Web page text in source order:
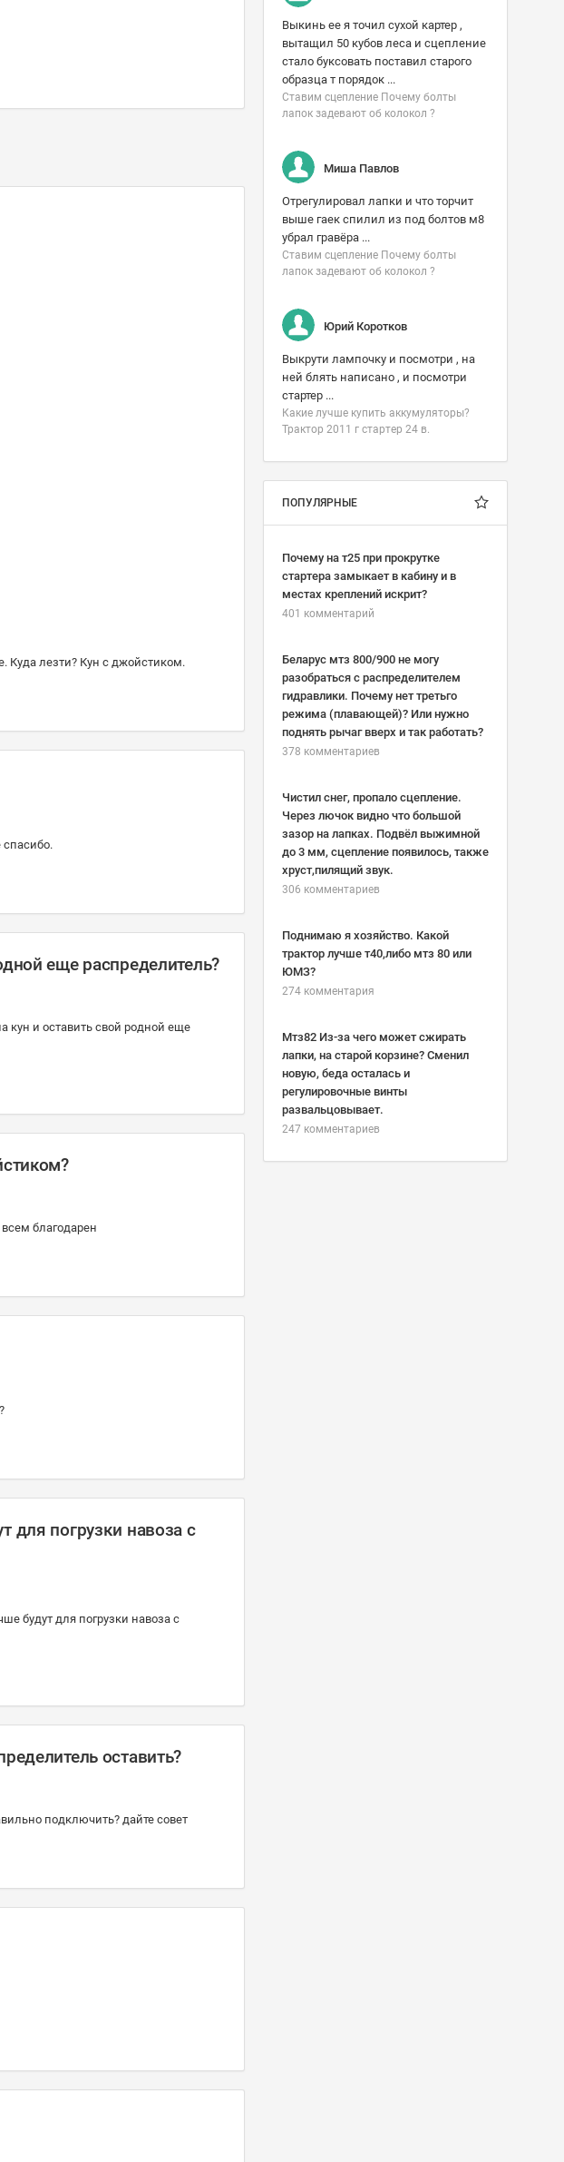
Куда лезти? Кун с джойстиком.
еще распределитель?
кун и оставить свой родной еще
благодарен
для погрузки навоза с
будут для погрузки навоза с
оставить?
подключить? дайте совет
Выкинь ее я точил сухой картер ,
вытащил 50 кубов леса и сцепление
стало буксовать поставил старого
образца т порядок ...
Ставим сцепление Почему болты
лапок задевают об колокол ?
Миша Павлов
Отрегулировал лапки и что торчит
выше гаек спилил из под болтов м8
убрал гравёра ...
Ставим сцепление Почему болты
лапок задевают об колокол ?
Юрий Коротков
Выкрути лампочку и посмотри , на
ней блять написано , и посмотри
стартер ...
Какие лучше купить аккумуляторы?
Трактор 2011 г стартер 24 в.
ПОПУЛЯРНЫЕ
Почему на т25 при прокрутке
стартера замыкает в кабину и в
местах креплений искрит?
401 комментарий
Беларус мтз 800/900 не могу
разобраться с распределителем
гидравлики. Почему нет третьго
режима (плавающей)? Или нужно
поднять рычаг вверх и так работать?
378 комментариев
Чистил снег, пропало сцепление.
Через лючок видно что большой
зазор на лапках. Подвёл выжимной
до 3 мм, сцепление появилось, также
хруст,пилящий звук.
306 комментариев
Поднимаю я хозяйство. Какой
трактор лучше т40,либо мтз 80 или
ЮМЗ?
274 комментария
Мтз82 Из-за чего может сжирать
лапки, на старой корзине? Сменил
новую, беда осталась и
регулировочные винты
развальцовывает.
247 комментариев